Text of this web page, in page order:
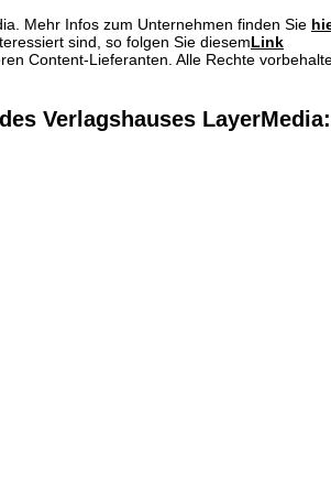
Mehr Infos zum Unternehmen finden Sie
sind, so folgen Sie diesemLink
Content-Lieferanten. Alle Rechte
Verlagshauses LayerMedia: